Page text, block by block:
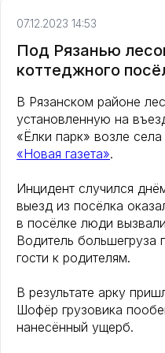
07.12.2023 14:53
Под Рязанью
коттеджного
В Рязанском районе
установленную на
«Ёлки парк» возле
«Новая газета».
Инцидент случился
выезд из посёлка
в посёлке люди
Водитель большегруза
гости к родителям.
В результате арку
Шофёр грузовика
нанесённый ущерб.